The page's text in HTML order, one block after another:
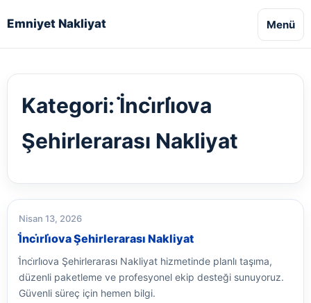
Emniyet Nakliyat Menü
Kategori:İ̇nci̇rli̇ova
Şehirlerarası Nakliyat
Nisan 13, 2026
İ̇nci̇rli̇ova Şehirlerarası Nakliyat
İ̇nci̇rli̇ova Şehirlerarası Nakliyat hizmetinde planlı taşıma,
düzenli paketleme ve profesyonel ekip desteği sunuyoruz.
Güvenli süreç için hemen bilgi.